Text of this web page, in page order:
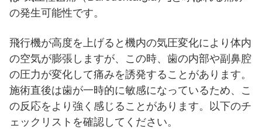
の発生可能性です。
飛行機が高度を上げると機内の気圧変化により体内
の空気が膨張しますが、この時、歯の内部や副鼻腔
の圧力が変化して痛みを誘発することがあります。
施術直後は歯が一時的に敏感になっているため、こ
の反応をより強く感じることがあります。以下のチ
ェックリストを確認してください。